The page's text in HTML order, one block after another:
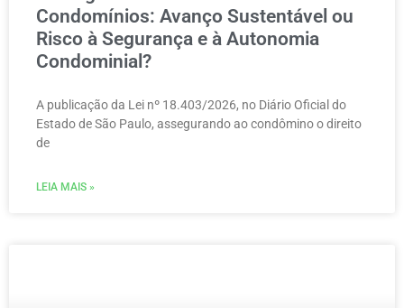
Condomínios: Avanço Sustentável ou
Risco à Segurança e à Autonomia
Condominial?
A publicação da Lei nº 18.403/2026, no Diário Oficial do
Estado de São Paulo, assegurando ao condômino o direito
de
LEIA MAIS »